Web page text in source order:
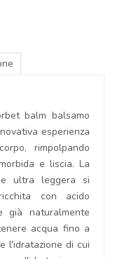
balm balsamo
esperienza
rimpolpando
e liscia. La
ultra leggera si
con acido
già naturalmente
acqua fino a
l'idratazione di cui